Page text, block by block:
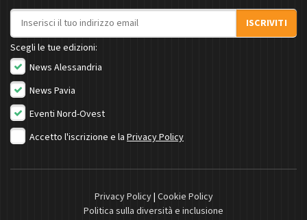
Indirizzo email
ISCRIVITI
Scegli le tue edizioni:
News Alessandria
News Pavia
Eventi Nord-Ovest
Accetto l'iscrizione e la Privacy Policy
Privacy Policy| Cookie Policy
Politica sulla diversità e inclusione